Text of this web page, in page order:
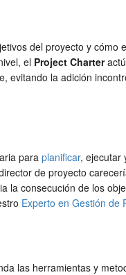
del proyecto y
el Project Charter
evitando la adición
para planificar, ejecutar
de proyecto
consecución de los
Experto en Gestión de
las herramientas y